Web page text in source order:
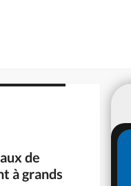
de
à grands